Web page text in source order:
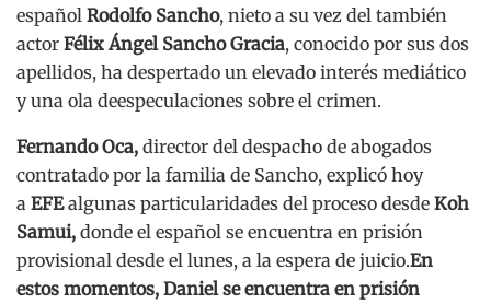
español Rodolfo Sancho, nieto a su vez del también
actor Félix Ángel Sancho Gracia, conocido por sus dos
apellidos, ha despertado un elevado interés mediático
y una ola deespeculaciones sobre el crimen.
Fernando Oca, director del despacho de abogados
contratado por la familia de Sancho, explicó hoy
a EFEalgunas particularidades del proceso desde Koh
Samui, donde el español se encuentra en prisión
provisional desde el lunes, a la espera de juicio.En
estos momentos, Daniel se encuentra en prisión